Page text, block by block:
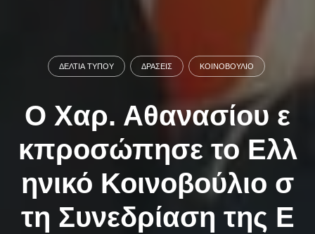
ΔΕΛΤΊΑ ΤΎΠΟΥ ΔΡΆΣΕΙΣ ΚΟΙΝΟΒΟΎΛΙΟ
Ο Χαρ. Αθανασίου ε
κπροσώπησε το Ελλ
ηνικό Κοινοβούλιο σ
τη Συνεδρίαση της Ε